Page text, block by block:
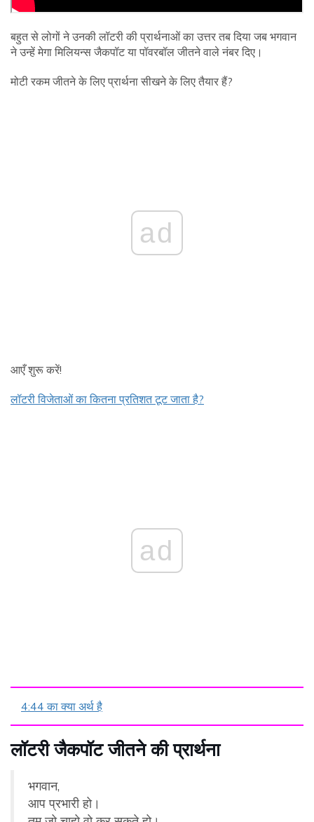
बहुत से लोगों ने उनकी लॉटरी की प्रार्थनाओं का उत्तर तब दिया जब भगवान
ने उन्हें मेगा मिलियन्स जैकपॉट या पॉवरबॉल जीतने वाले नंबर दिए।
मोटी रकम जीतने के लिए प्रार्थना सीखने के लिए तैयार हैं?
ad
आएँ शुरू करें!
लॉटरी विजेताओं का कितना प्रतिशत टूट जाता है?
ad
4:44 का क्या अर्थ है
लॉटरी जैकपॉट जीतने की प्रार्थना
भगवान,
आप प्रभारी हो।